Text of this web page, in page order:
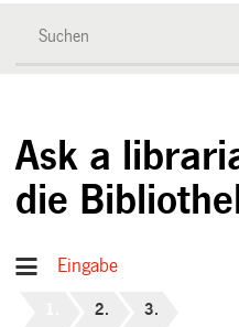
Ask a
die